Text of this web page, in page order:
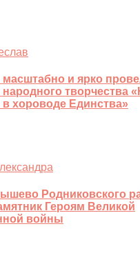
и ярко
творчества
хороводе Единства»
Родниковского
Героям Великой
войны